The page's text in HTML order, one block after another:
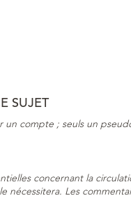
SUJET
un compte ; seuls un
concernant la
Les